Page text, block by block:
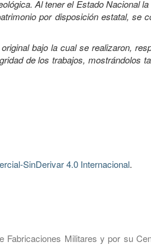
Al tener el Estado Nacional
por disposición estatal, se
bajo la cual se realizaron,
de los trabajos, mostrándolos
SinDerivar 4.0 Internacional.
Militares y por su